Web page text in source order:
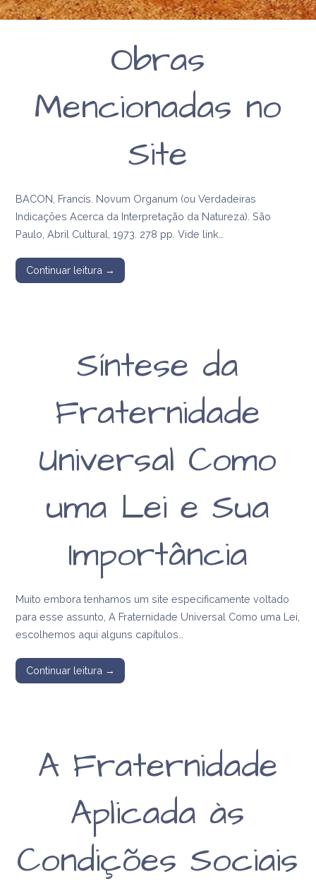
Obras
Mencionadas no
Site
BACON, Francis. Novum Organum (ou Verdadeiras
Indicações Acerca da Interpretação da Natureza). São
Paulo, Abril Cultural, 1973. 278 pp. Vide link…
Continuar leitura →
Síntese da
Fraternidade
Universal Como
uma Lei e Sua
Importância
Muito embora tenhamos um site especificamente voltado
para esse assunto, A Fraternidade Universal Como uma Lei,
escolhemos aqui alguns capítulos…
Continuar leitura →
A Fraternidade
Aplicada às
Condições Sociais